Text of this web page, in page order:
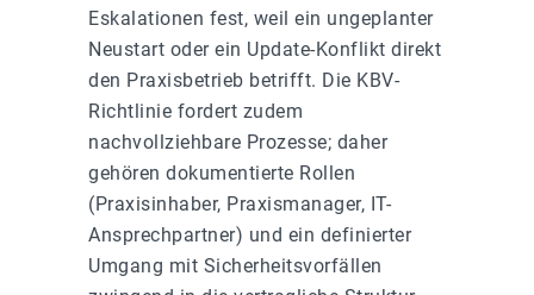
Eskalationen fest, weil ein ungeplanter
Neustart oder ein Update-Konflikt direkt
den Praxisbetrieb betrifft. Die KBV-
Richtlinie fordert zudem
nachvollziehbare Prozesse; daher
gehören dokumentierte Rollen
(Praxisinhaber, Praxismanager, IT-
Ansprechpartner) und ein definierter
Umgang mit Sicherheitsvorfällen